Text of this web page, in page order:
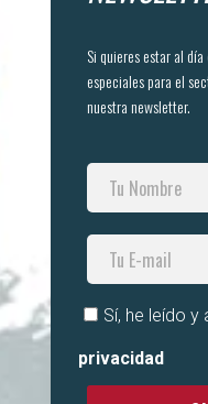
Si quieres estar al
especiales para el
nuestra newsletter.
Sí, he leído y
privacidad